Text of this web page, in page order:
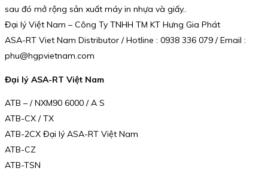
sau đó mở rộng sản xuất máy in nhựa và giấy..
Đại lý Việt Nam – Công Ty TNHH TM KT Hưng Gia Phát
ASA-RT Viet Nam Distributor / Hotline : 0938 336 079 / Email :
phu@hgpvietnam.com
Đại lý ASA-RT Việt Nam
ATB – / NXM90 6000 / A S
ATB-CX / TX
ATB-2CX Đại lý ASA-RT Việt Nam
ATB-CZ
ATB-TSN